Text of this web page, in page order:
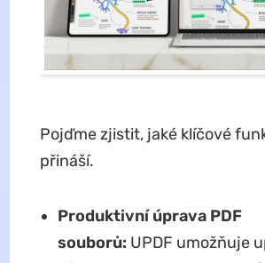
Pojďme zjistit, jaké klíčové
přináší.
Produktivní úprava PDF
souborů: UPDF umožňuje